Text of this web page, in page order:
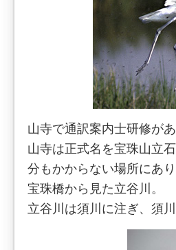
山寺で通訳案内士研修があ
山寺は正式名を宝珠山立
分もかからない場所にあり
宝珠橋から見た立谷川。
立谷川は須川に注ぎ、須